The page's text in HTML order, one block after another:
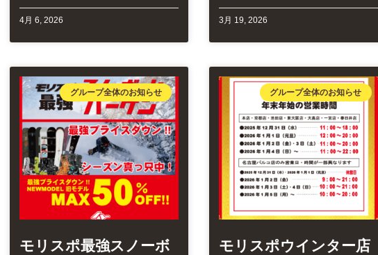
4月 6, 2026 3月 19, 2026
グループ全体のお知らせ
モリスポ最強スノーボ
グループ全体のお知らせ
モリスポウインター店